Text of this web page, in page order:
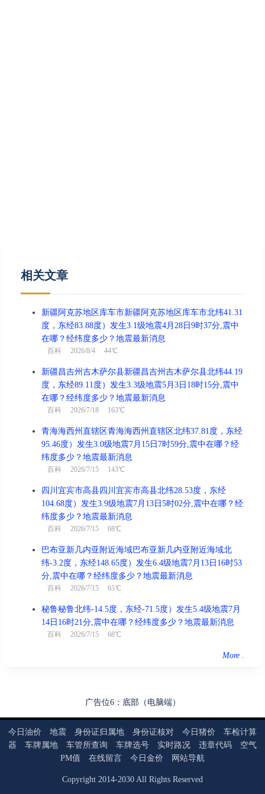
相关文章
新疆阿克苏地区库车市新疆阿克苏地区库车市北纬41.31
度，东经83.88度）发生3.1级地震4月28日9时37分,震中
在哪？经纬度多少？地震最新消息
百科 2026/8/4 44℃
新疆昌吉州吉木萨尔县新疆昌吉州吉木萨尔县北纬44.19
度，东经89.11度）发生3.3级地震5月3日18时15分,震中
在哪？经纬度多少？地震最新消息
百科 2026/7/18 163℃
青海海西州直辖区青海海西州直辖区北纬37.81度，东经
95.46度）发生3.0级地震7月15日7时59分,震中在哪？经
纬度多少？地震最新消息
百科 2026/7/15 143℃
四川宜宾市高县四川宜宾市高县北纬28.53度，东经
104.68度）发生3.9级地震7月13日5时02分,震中在哪？经
纬度多少？地震最新消息
百科 2026/7/15 68℃
巴布亚新几内亚附近海域巴布亚新几内亚附近海域北
纬-3.2度，东经148.65度）发生6.4级地震7月13日16时53
分,震中在哪？经纬度多少？地震最新消息
百科 2026/7/15 65℃
秘鲁秘鲁北纬-14.5度，东经-71.5度）发生5.4级地震7月
14日16时21分,震中在哪？经纬度多少？地震最新消息
百科 2026/7/15 68℃
More .
广告位6：底部（电脑端）
今日油价 地震 身份证归属地 身份证核对 今日猪价
车检计算
器
车牌属地 车管所查询 车牌选号 实时路况 违章代码
空气
PM值
在线留言 今日金价 网站导航
Copyright 2014-2030 All Rights Reserved